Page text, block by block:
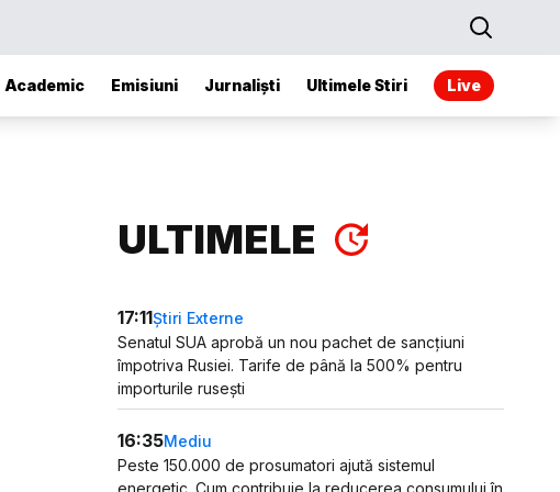
Academic Emisiuni Jurnaliști Ultimele Stiri Live
ULTIMELE
17:11Știri Externe
Senatul SUA aprobă un nou pachet de sancțiuni
împotriva Rusiei. Tarife de până la 500% pentru
importurile rusești
16:35Mediu
Peste 150.000 de prosumatori ajută sistemul
energetic. Cum contribuie la reducerea consumului în